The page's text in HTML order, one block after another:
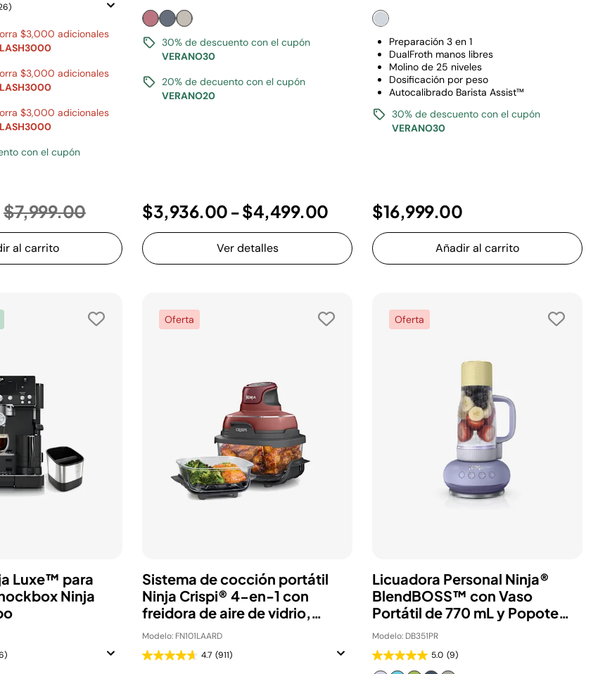
$3,000 adicionales
$3,000 adicionales
$3,000 adicionales
con el cupón
Precio reducido de
$7,999.00a
al carrito
30% de descuento con el cupón
VERANO30
20% de decuento con el cupón
VERANO20
$3,936.00 -$4,499.00
Ver detalles
Preparación 3 en 1
DualFroth manos libres
Molino de 25 niveles
Dosificación por peso
Autocalibrado Barista Assist™
30% de descuento con el cupón
VERANO30
$16,999.00
Añadir al carrito
Luxe™ para
Ninja
Oferta
Sistema de cocción portátil
Ninja Crispi® 4-en-1 con
freidora de aire de vidrio,
Cherry Tart
Modelo: FN101LAARD
4.7 (911)
Oferta
Licuadora Personal Ninja®
BlendBOSS™ con Vaso
Portátil de 770 mL y Popote
Removible, 1200 W, 3
Programas Auto-iQ®
Modelo: DB351PR
5.0 (9)